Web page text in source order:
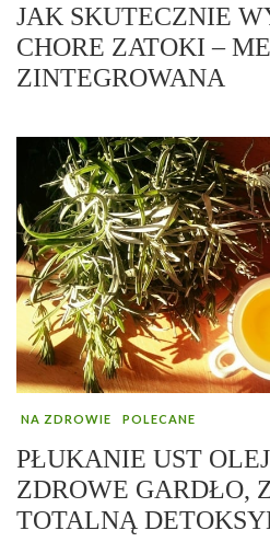
JAK SKUTECZNIE
CHORE ZATOKI –
ZINTEGROWANA
NA ZDROWIE POLECANE
PŁUKANIE UST
ZDROWE GARDŁO,
TOTALNĄ